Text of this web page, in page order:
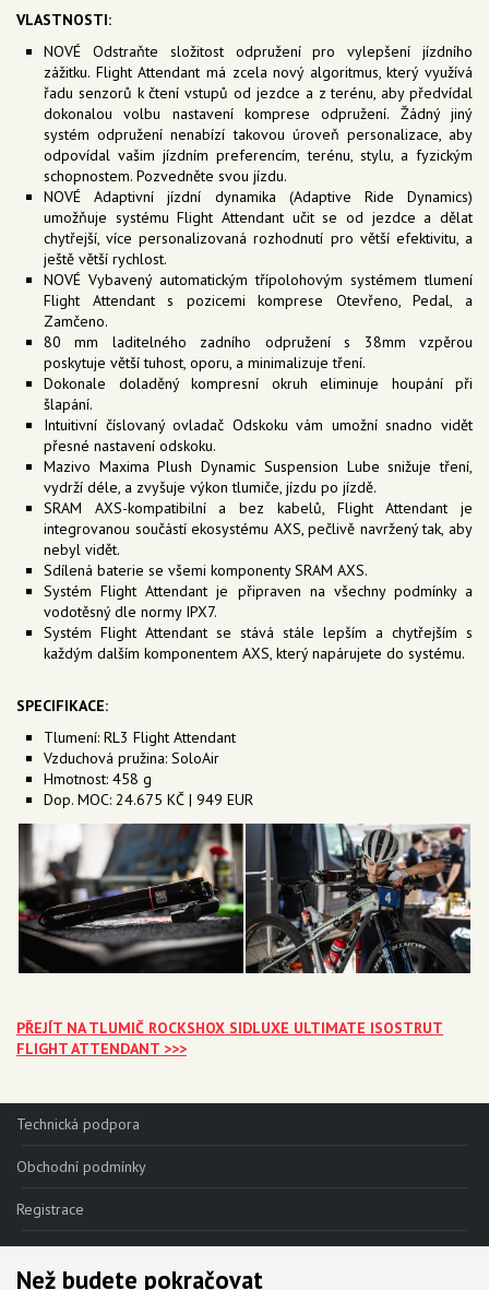
VLASTNOSTI:
NOVÉ Odstraňte složitost odpružení pro vylepšení jízdního
zážitku. Flight Attendant má zcela nový algoritmus, který využívá
řadu senzorů k čtení vstupů od jezdce a z terénu, aby předvídal
dokonalou volbu nastavení komprese odpružení. Žádný jiný
systém odpružení nenabízí takovou úroveň personalizace, aby
odpovídal vašim jízdním preferencím, terénu, stylu, a fyzickým
schopnostem. Pozvedněte svou jízdu.
NOVÉ Adaptivní jízdní dynamika (Adaptive Ride Dynamics)
umožňuje systému Flight Attendant učit se od jezdce a dělat
chytřejší, více personalizovaná rozhodnutí pro větší efektivitu, a
ještě větší rychlost.
NOVÉ Vybavený automatickým třípolohovým systémem tlumení
Flight Attendant s pozicemi komprese Otevřeno, Pedal, a
Zamčeno.
80 mm laditelného zadního odpružení s 38mm vzpěrou
poskytuje větší tuhost, oporu, a minimalizuje tření.
Dokonale doladěný kompresní okruh eliminuje houpání při
šlapání.
Intuitivní číslovaný ovladač Odskoku vám umožní snadno vidět
přesné nastavení odskoku.
Mazivo Maxima Plush Dynamic Suspension Lube snižuje tření,
vydrží déle, a zvyšuje výkon tlumiče, jízdu po jízdě.
SRAM AXS-kompatibilní a bez kabelů, Flight Attendant je
integrovanou součástí ekosystému AXS, pečlivě navržený tak, aby
nebyl vidět.
Sdílená baterie se všemi komponenty SRAM AXS.
Systém Flight Attendant je připraven na všechny podmínky a
vodotěsný dle normy IPX7.
Systém Flight Attendant se stává stále lepším a chytřejším s
každým dalším komponentem AXS, který napárujete do systému.
SPECIFIKACE:
Tlumení: RL3 Flight Attendant
Vzduchová pružina: SoloAir
Hmotnost: 458 g
Dop. MOC: 24.675 KČ | 949 EUR
PŘEJÍT NA TLUMIČ ROCKSHOX SIDLUXE ULTIMATE ISOSTRUT
FLIGHT ATTENDANT >>>
Technická podpora
Obchodní podmínky
Registrace
Reklamace
Než budete pokračovat